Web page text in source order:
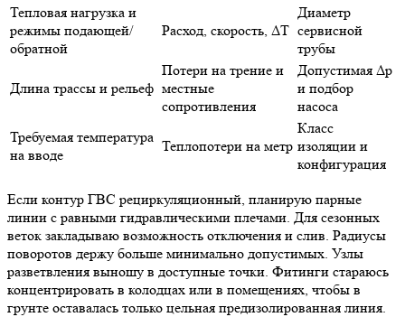
Тепловая нагрузка и
режимы подающей/
обратной
Расход, скорость, ΔT
Диаметр
сервисной
трубы
Длина трассы и рельеф
Потери на трение и
местные
сопротивления
Допустимая Δp
и подбор
насоса
Требуемая температура
на вводе
Теплопотери на метр
Класс
изоляции и
конфигурация
Если контур ГВС рециркуляционный, планирую парные
линии с равными гидравлическими плечами. Для сезонных
веток закладываю возможность отключения и слив. Радиусы
поворотов держу больше минимально допустимых. Узлы
разветвления выношу в доступные точки. Фитинги стараюсь
концентрировать в колодцах или в помещениях, чтобы в
грунте оставалась только цельная предизолированная линия.